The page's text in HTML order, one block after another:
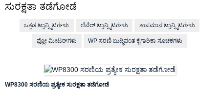
ಸುರಕ್ಷತಾ ತಡೆಗೋಡೆ
ಒತ್ತಡ ಟ್ರಾನ್ಸ್ಮಿಟರ್ಗಳು ಲೆವೆಲ್ ಟ್ರಾನ್ಸ್ಮಿಟರ್ಗಳು ತಾಪಮಾನ ಟ್ರಾನ್ಸ್ಮಿಟರ್ಗಳು
ಫ್ಲೋ ಮೀಟರ್‌ಗಳು WP ಸರಣಿ ಬುದ್ಧಿವಂತ ಕೈಗಾರಿಕಾ ಸೂಚಕಗಳು
WP8300 ಸರಣಿಯ ಪ್ರತ್ಯೇಕ ಸುರಕ್ಷತಾ ತಡೆಗೋಡೆ